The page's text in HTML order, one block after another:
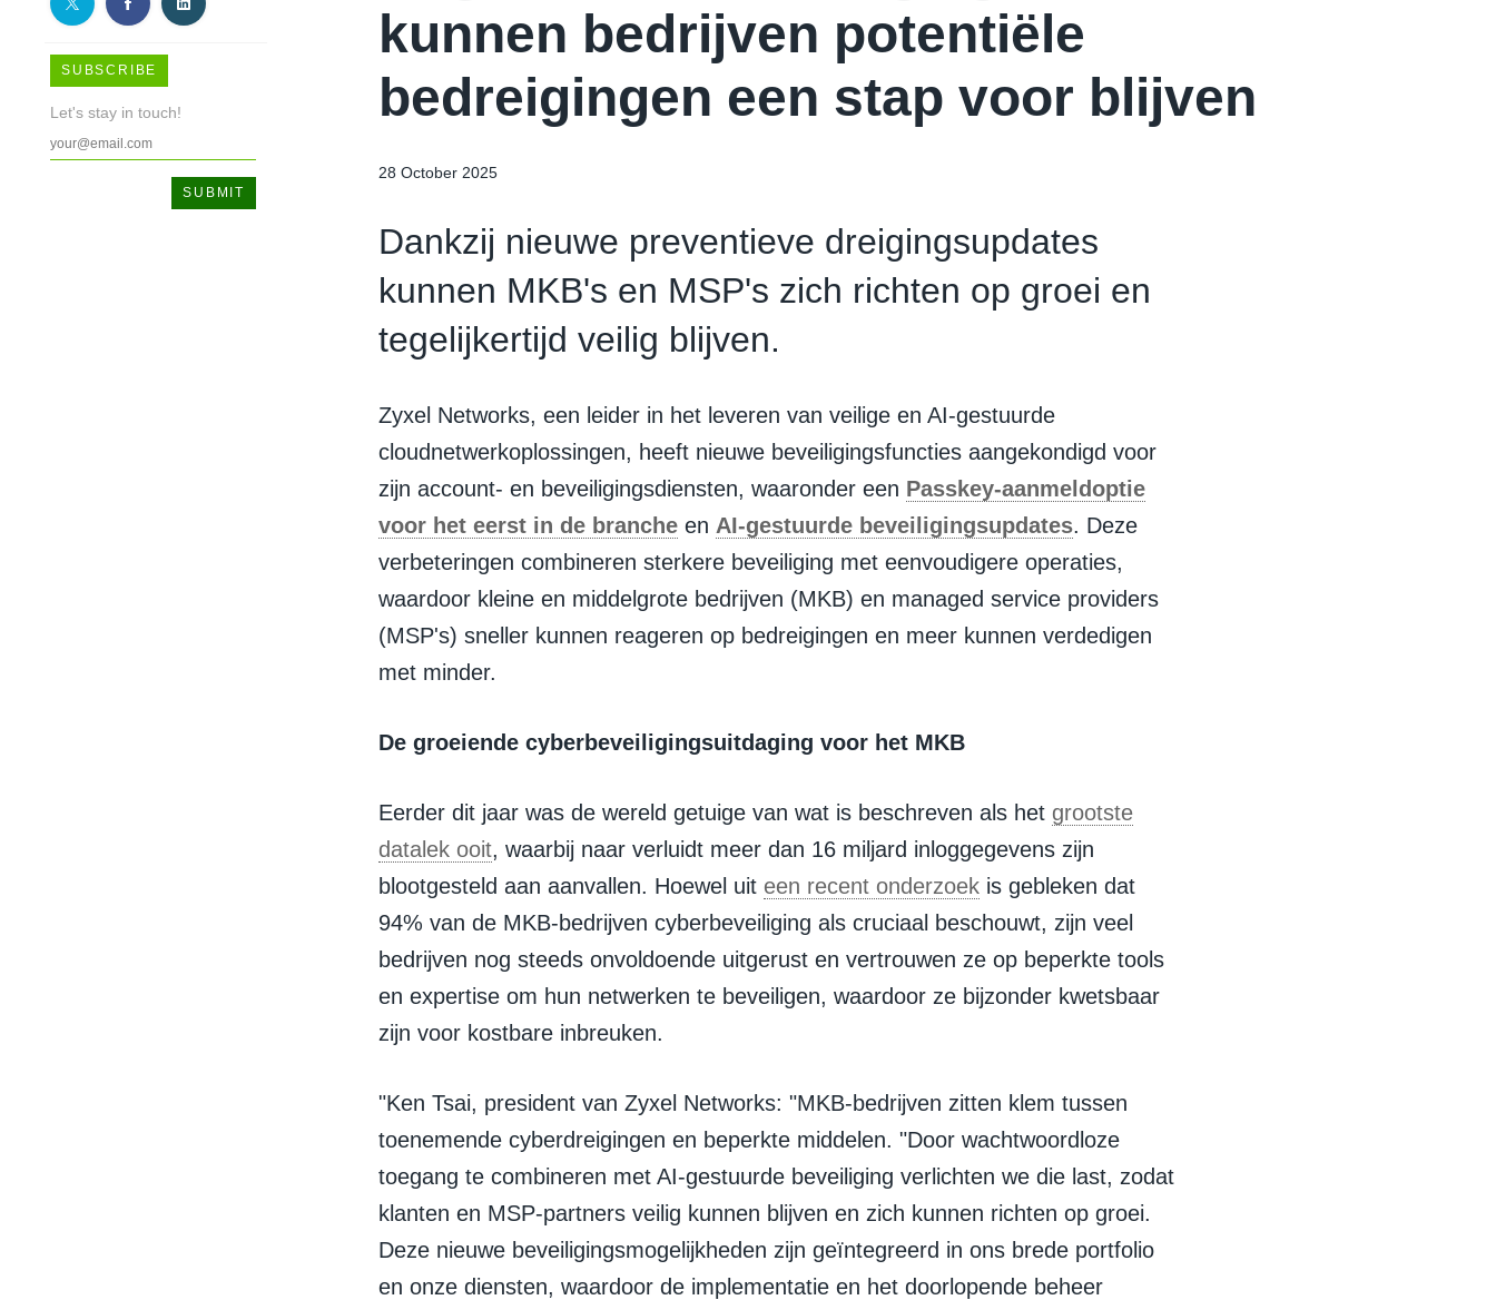
SUBSCRIBE
Let's stay in touch!
kunnen bedrijven potentiële
bedreigingen een stap voor blijven
28 October 2025
Dankzij nieuwe preventieve dreigingsupdates
kunnen MKB's en MSP's zich richten op groei en
tegelijkertijd veilig blijven.
Zyxel Networks, een leider in het leveren van veilige en AI-gestuurde
cloudnetwerkoplossingen, heeft nieuwe beveiligingsfuncties aangekondigd voor
zijn account- en beveiligingsdiensten, waaronder een Passkey-aanmeldoptie
voor het eerst in de branche en AI-gestuurde beveiligingsupdates. Deze
verbeteringen combineren sterkere beveiliging met eenvoudigere operaties,
waardoor kleine en middelgrote bedrijven (MKB) en managed service providers
(MSP's) sneller kunnen reageren op bedreigingen en meer kunnen verdedigen
met minder.
De groeiende cyberbeveiligingsuitdaging voor het MKB
Eerder dit jaar was de wereld getuige van wat is beschreven als het grootste
datalek ooit, waarbij naar verluidt meer dan 16 miljard inloggegevens zijn
blootgesteld aan aanvallen. Hoewel uit een recent onderzoek is gebleken dat
94% van de MKB-bedrijven cyberbeveiliging als cruciaal beschouwt, zijn veel
bedrijven nog steeds onvoldoende uitgerust en vertrouwen ze op beperkte tools
en expertise om hun netwerken te beveiligen, waardoor ze bijzonder kwetsbaar
zijn voor kostbare inbreuken.
"Ken Tsai, president van Zyxel Networks: "MKB-bedrijven zitten klem tussen
toenemende cyberdreigingen en beperkte middelen. "Door wachtwoordloze
toegang te combineren met AI-gestuurde beveiliging verlichten we die last, zodat
klanten en MSP-partners veilig kunnen blijven en zich kunnen richten op groei.
Deze nieuwe beveiligingsmogelijkheden zijn geïntegreerd in ons brede portfolio
en onze diensten, waardoor de implementatie en het doorlopende beheer